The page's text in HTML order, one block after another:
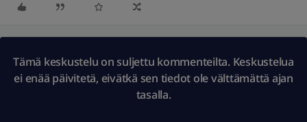
Tämä keskustelu on suljettu kommenteilta. Keskustelua
ei enää päivitetä, eivätkä sen tiedot ole välttämättä ajan
tasalla.